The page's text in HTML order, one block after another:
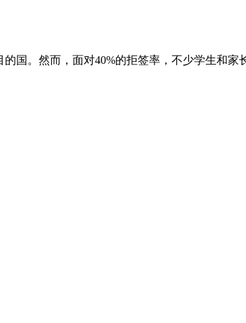
国。然而，面对40%的拒签率，不少学生和家